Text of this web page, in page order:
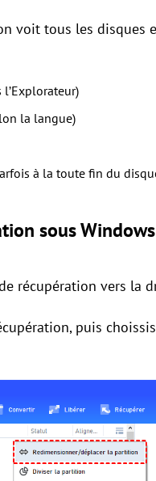
voit tous les
la langue)
à la toute fin du
sous
récupération vers la
puis